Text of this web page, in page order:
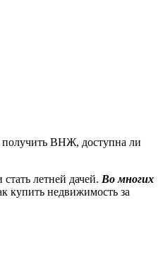
получить ВНЖ, доступна ли
летней дачей. Во многих
купить недвижимость за